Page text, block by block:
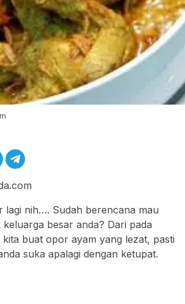
lagi nih…. Sudah berencana mau
besar anda? Dari pada
kita buat opor ayam yang lezat, pasti
suka apalagi dengan ketupat.